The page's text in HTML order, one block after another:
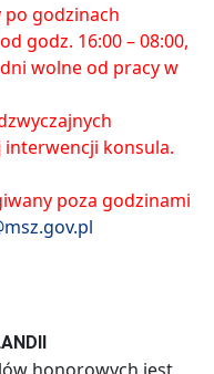
po godzinach
godz. 16:00 – 08:00,
wolne od pracy w
konsula.
poza godzinami